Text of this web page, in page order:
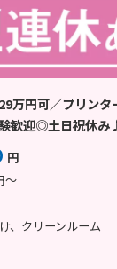
万円可／プリン
歓迎◎土日祝休み
円
～
、クリーンルーム